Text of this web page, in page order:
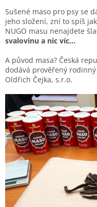
Sušené maso pro psy se
jeho složení, zní to spíš
NUGO masu nenajdete
svalovinu a nic víc...
A původ masa? Česká
dodává prověřený
Oldřich Čejka, s.r.o.